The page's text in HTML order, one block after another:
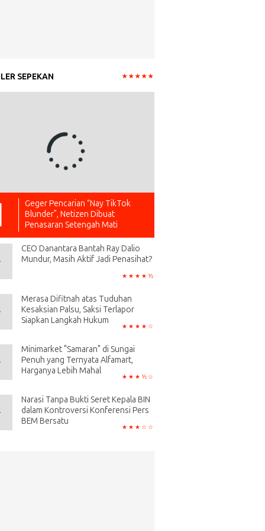
SEPEKAN
Geger Pencarian “Nay TikTok
Blunder”, Netizen Dibuat
Penasaran Setengah Mati
CEO Danantara Bantah Ray Dalio
Mundur, Masih Aktif Jadi Penasihat?
Merasa Difitnah atas Tuduhan
Kesaksian Palsu, Saksi Terlapor
Siapkan Langkah Hukum
Minimarket "Samaran" di Sungai
Penuh yang Ternyata Alfamart,
Harganya Lebih Mahal
Narasi Tanpa Bukti Seret Kepala BIN
dalam Kontroversi Konferensi Pers
BEM Bersatu